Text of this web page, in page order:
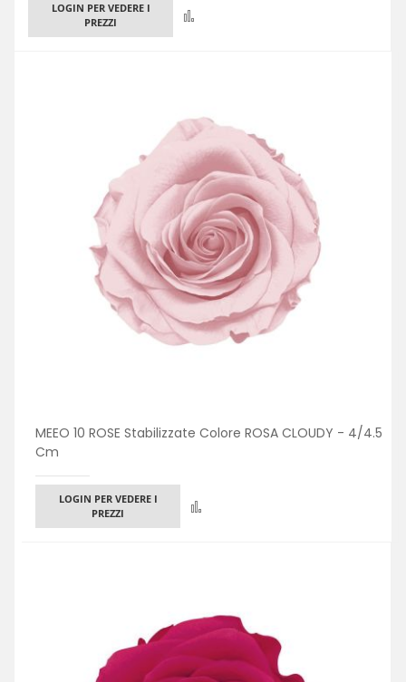
LOGIN PER VEDERE I
PREZZI
MEEO 10 ROSE Stabilizzate Colore ROSA CLOUDY - 4/4.5
Cm
LOGIN PER VEDERE I
PREZZI